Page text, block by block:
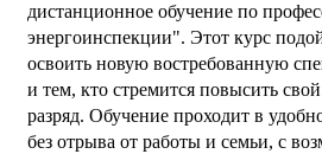
дистанционное обучение по
энергоинспекции". Этот курс
освоить новую востребованную
и тем, кто стремится повысить
разряд. Обучение проходит в
без отрыва от работы и семьи, с